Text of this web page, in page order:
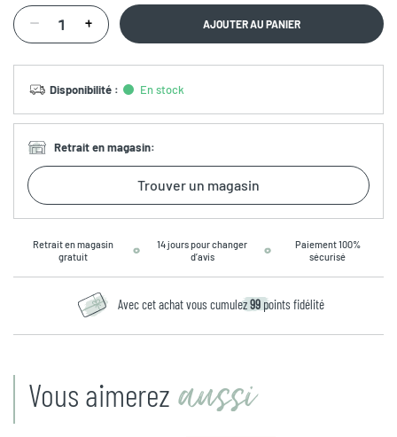
AJOUTER AU PANIER
Disponibilité : En stock
Retrait en magasin:
Trouver un magasin
Retrait en magasin
gratuit
14 jours pour changer
d’avis
Paiement 100%
sécurisé
Avec cet achat vous cumulez99 points fidélité
Vous aimerez aussi